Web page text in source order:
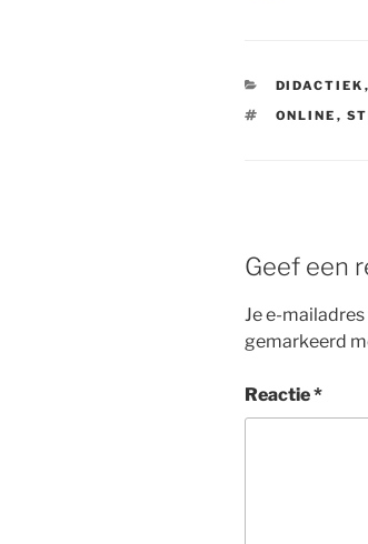
DIDACTIEK ,
TAGS
ONLINE ,
Geef een
Je e-
gemarkeerd
Reactie*